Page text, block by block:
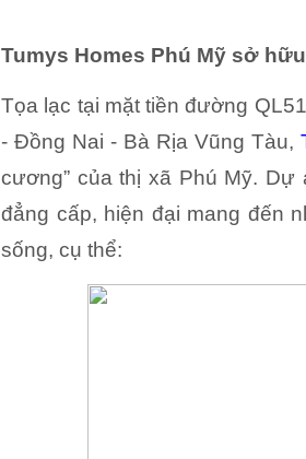
Tumys Homes Phú Mỹ sở
Tọa lạc tại mặt tiền đường
- Đồng Nai - Bà Rịa Vũng Tàu,
cương” của thị xã Phú Mỹ.
đẳng cấp, hiện đại mang đến
sống, cụ thể: